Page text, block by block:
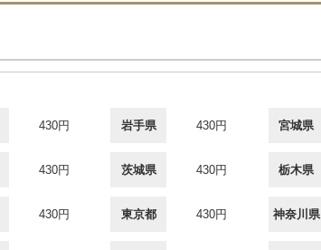
430円 岩手県 430円 宮城県
430円 茨城県 430円 栃木県
430円 東京都 430円 神奈川県